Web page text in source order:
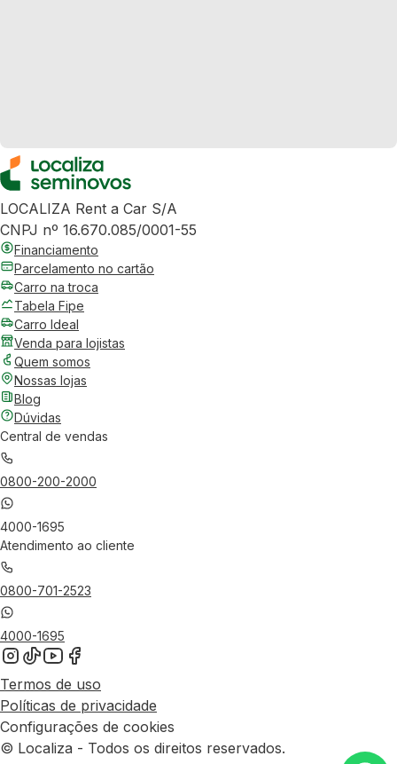
LOCALIZA Rent a Car S/A
CNPJ nº 16.670.085/0001-55
Financiamento
Parcelamento no cartão
Carro na troca
Tabela Fipe
Carro Ideal
Venda para lojistas
Quem somos
Nossas lojas
Blog
Dúvidas
Central de vendas
0800-200-2000
4000-1695
Atendimento ao cliente
0800-701-2523
4000-1695
Termos de uso
Políticas de privacidade
Configurações de cookies
© Localiza - Todos os direitos reservados.